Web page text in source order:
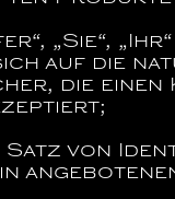
„Sie“, „Ihr“
auf die
die einen
von